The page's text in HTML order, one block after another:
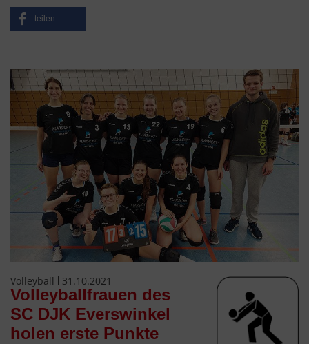
teilen
Volleyball 31.10.2021
Volleyballfrauen des
SC DJK Everswinkel
holen erste Punkte